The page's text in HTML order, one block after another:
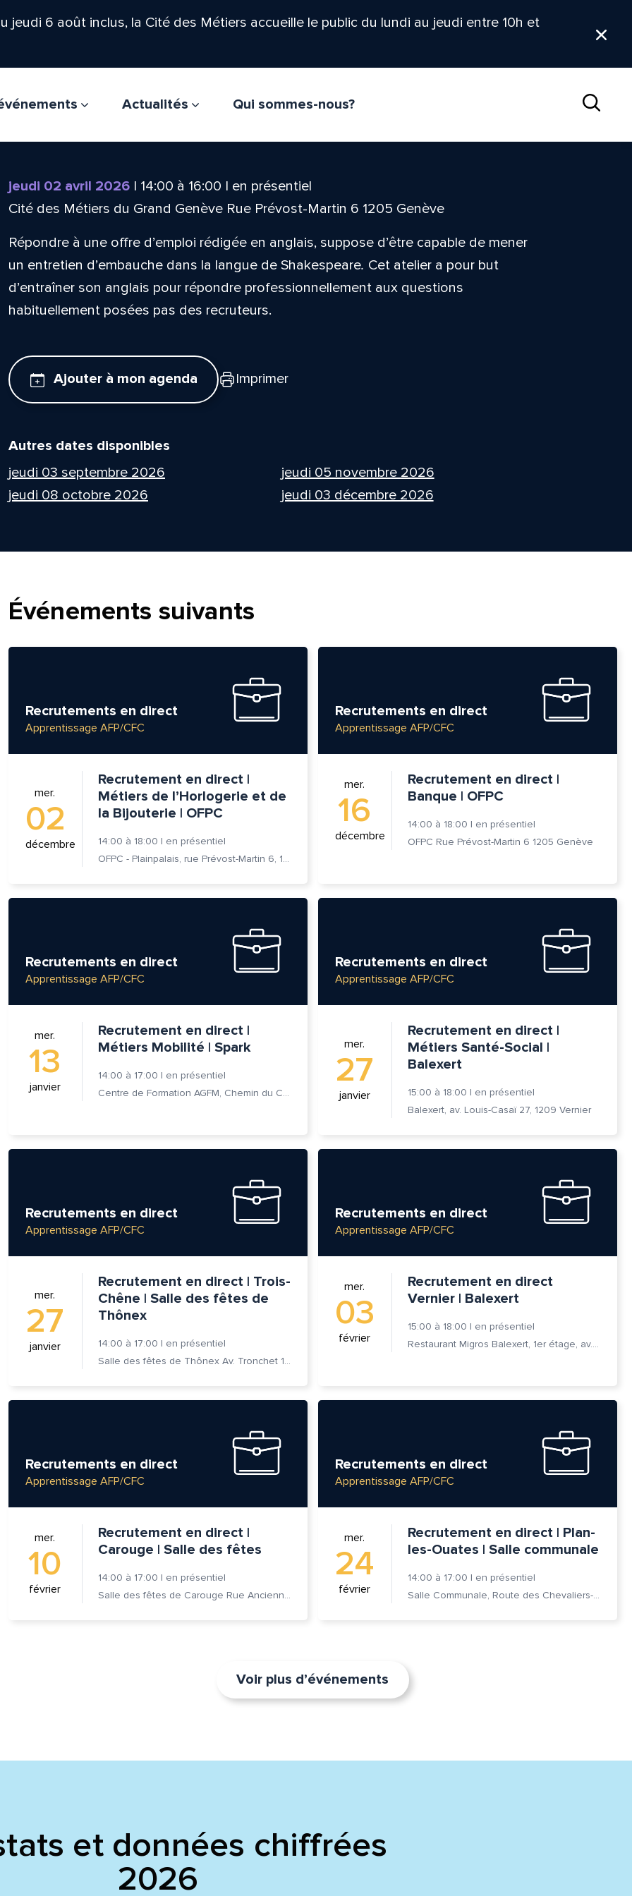
6 août inclus, la Cité des Métiers accueille le public du lundi au jeudi entre 10h et
Actualités
Qui sommes-nous?
jeudi 02 avril 2026| 14:00 à 16:00 | en présentiel
Cité des Métiers du Grand Genève Rue Prévost-Martin 6 1205 Genève
Répondre à une offre d’emploi rédigée en anglais, suppose d’être capable de mener
un entretien d’embauche dans la langue de Shakespeare. Cet atelier a pour but
d’entraîner son anglais pour répondre professionnellement aux questions
habituellement posées pas des recruteurs.
Ajouter à mon agenda Imprimer
Autres dates disponibles
jeudi 03 septembre 2026
jeudi 08 octobre 2026
jeudi 05 novembre 2026
jeudi 03 décembre 2026
Événements suivants
Recrutements en direct
Apprentissage AFP/CFC
mer.
02
décembre
Recrutement en direct |
Métiers de l’Horlogerie et de
la Bijouterie | OFPC
14:00 à 18:00 | en présentiel
OFPC - Plainpalais, rue Prévost-Martin 6, 1205 Genève
Recrutements en direct
Apprentissage AFP/CFC
mer.
16
décembre
Recrutement en direct |
Banque | OFPC
14:00 à 18:00 | en présentiel
OFPC Rue Prévost-Martin 6 1205 Genève
Recrutements en direct
Apprentissage AFP/CFC
mer.
13
janvier
Recrutement en direct |
Métiers Mobilité | Spark
14:00 à 17:00 | en présentiel
Centre de Formation AGFM, Chemin du Champ-des-Filles 6A 1er étage, 1228 Plan-les-Ouates
Recrutements en direct
Apprentissage AFP/CFC
mer.
27
janvier
Recrutement en direct |
Métiers Santé-Social |
Balexert
15:00 à 18:00 | en présentiel
Balexert, av. Louis-Casaï 27, 1209 Vernier
Recrutements en direct
Apprentissage AFP/CFC
mer.
27
janvier
Recrutement en direct | Trois-
Chêne | Salle des fêtes de
Thônex
14:00 à 17:00 | en présentiel
Salle des fêtes de Thônex Av. Tronchet 18 - 1226 Thônex
Recrutements en direct
Apprentissage AFP/CFC
mer.
03
février
Recrutement en direct
Vernier | Balexert
15:00 à 18:00 | en présentiel
Restaurant Migros Balexert, 1er étage, av. Louis-Casaï 27, 1209 Vernier
Recrutements en direct
Apprentissage AFP/CFC
mer.
10
février
Recrutement en direct |
Carouge | Salle des fêtes
14:00 à 17:00 | en présentiel
Salle des fêtes de Carouge Rue Ancienne 37, 1227 Carouge
Recrutements en direct
Apprentissage AFP/CFC
mer.
24
février
Recrutement en direct | Plan-
les-Ouates | Salle communale
14:00 à 17:00 | en présentiel
Salle Communale, Route des Chevaliers-de-Malte 7, 1228 Plan-les-Ouates
Voir plus d’événements
et données chiffrées
2026
et nom*
e-mail*
est la pertinence de cette